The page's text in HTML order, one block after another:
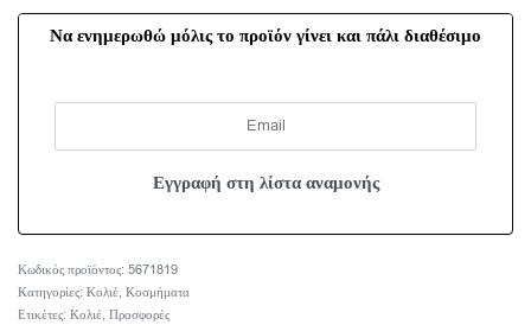
Να ενημερωθώ μόλις το προϊόν γίνει και πάλι διαθέσιμο
5671819
Κατηγορίες: Κολιέ, Κοσμήματα
Ετικέτες: Κολιέ, Προσφορές